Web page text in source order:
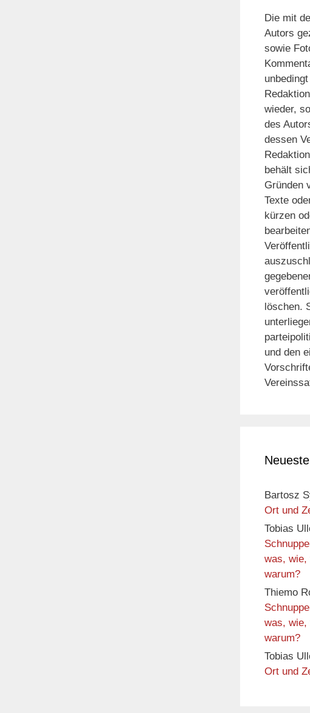
Die mit
Autors
sowie
wieder,
des
dessen
behält
Gründen
Texte
kürzen
löschen.
und den
Bartosz
Ort und
Tobias
was, wie,
warum?
Thiemo
was, wie,
warum?
Tobias
Ort und